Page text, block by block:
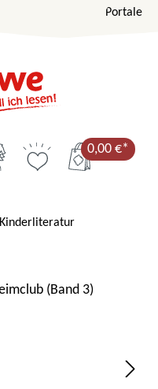
Portale
0,00 €*
Kinderliteratur